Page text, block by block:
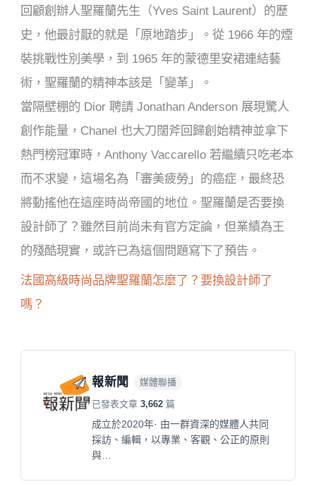
回顧創辦人聖羅蘭先生（Yves Saint Laurent）的歷
史，他最討厭的就是「原地踏步」。從 1966 年的煙
裝挑戰性別美學，到 1965 年的蒙德里安裙連結藝
術，聖羅蘭的精神本該是「變革」。
當隔壁棚的 Dior 聘請 Jonathan Anderson 展現驚人
創作能量，Chanel 也大刀闊斧回歸創始精神並拿下
熱門榜冠軍時，Anthony Vaccarello 若繼續只吃老本
而不求變，這場名為「審美疲勞」的癌症，最終恐
將動搖他在這座時尚帝國的地位。聖羅蘭是否要換
設計師了？雖然目前尚未有官方定論，但業績為王
的殘酷現實，或許已為這個問題寫下了預告。
法國高級時尚品牌聖羅蘭怎麼了？要換設計師了
嗎？
報新聞 媒體聯播
已發表文章3,662 篇
成立於2020年· 由一群資深的媒體人共同
採訪、編輯，以專業、客觀、公正的原則
與…